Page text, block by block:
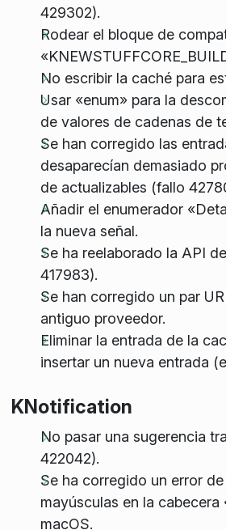
429302).
Rodear el bloque de
No escribir la caché para
Usar «enum» para la
de valores de cadenas de
Se han corregido las
desaparecían demasiado
de actualizables (fallo
Añadir el enumerador
la nueva señal.
Se ha reelaborado la API
417983).
Se han corregido un par
antiguo proveedor.
Eliminar la entrada de la
insertar un nueva entrada
KNotification
No pasar una sugerencia
422042).
Se ha corregido un error
mayúsculas en la cabecera
macOS.